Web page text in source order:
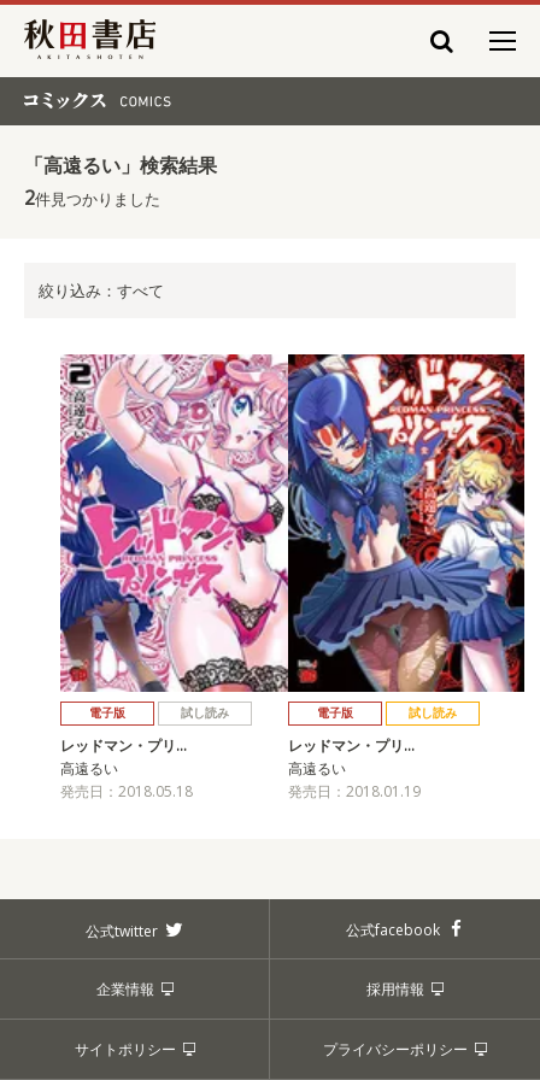
秋田書店
「高遠るい」検索結果
2件見つかりました
絞り込み：すべて
電子版 試し読み
レッドマン・プリ…
高遠るい
発売日：2018.05.18
電子版 試し読み
レッドマン・プリ…
高遠るい
発売日：2018.01.19
公式twitter 公式facebook
企業情報 採用情報
サイトポリシー プライバシーポリシー